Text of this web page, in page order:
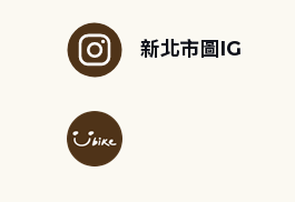
新北市圖IG